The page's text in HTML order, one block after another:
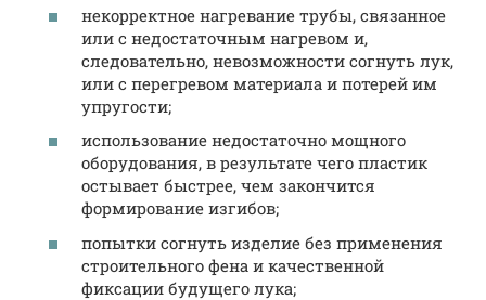
некорректное нагревание трубы, связанное
или с недостаточным нагревом и,
следовательно, невозможности согнуть лук,
или с перегревом материала и потерей им
упругости;
использование недостаточно мощного
оборудования, в результате чего пластик
остывает быстрее, чем закончится
формирование изгибов;
попытки согнуть изделие без применения
строительного фена и качественной
фиксации будущего лука;